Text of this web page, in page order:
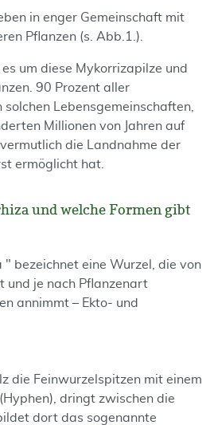
in enger Gemeinschaft mit
Pflanzen (s. Abb.1.).
um diese Mykorrizapilze und
90 Prozent aller
Lebensgemeinschaften,
Millionen von Jahren auf
die Landnahme der
ermöglicht hat.
und welche Formen gibt
" bezeichnet eine Wurzel, die von
und je nach Pflanzenart
annimmt – Ekto- und
die Feinwurzelspitzen mit einem
dringt zwischen die
dort das sogenannte